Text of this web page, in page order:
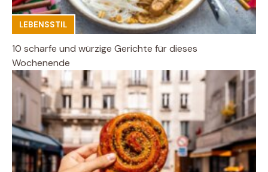
LEBENSSTIL
10 scharfe und würzige Gerichte für dieses
Wochenende